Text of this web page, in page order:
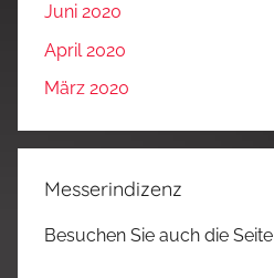
Juni 2020
April 2020
März 2020
Messerindizenz
Besuchen Sie auch die Seite